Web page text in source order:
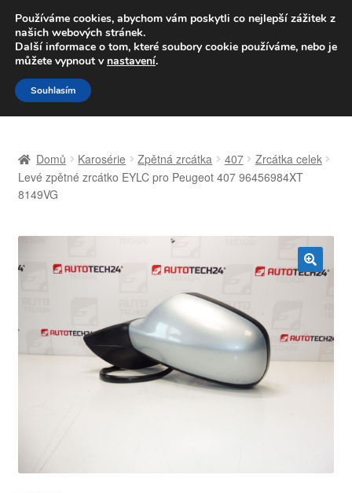
DOPRAVA od 139,-Kč
Volejte po-pá 9-16 704 494 494
Přeskočit
na
navigaci
Přejít
k
obsahu
Celosvětová doprava
Můj účet
Domů Karosérie Zpětná zrcátka 407
Zrcátka celek
Levé zpětné zrcátko EYLC pro Peugeot 407 96456984XT
8149VG
🔍
Používáme cookies, abychom vám poskytli co nejlepší zážitek z
našich webových stránek.
Další informace o tom, které soubory cookie používáme, nebo je
můžete vypnout v nastavení.
Souhlasím